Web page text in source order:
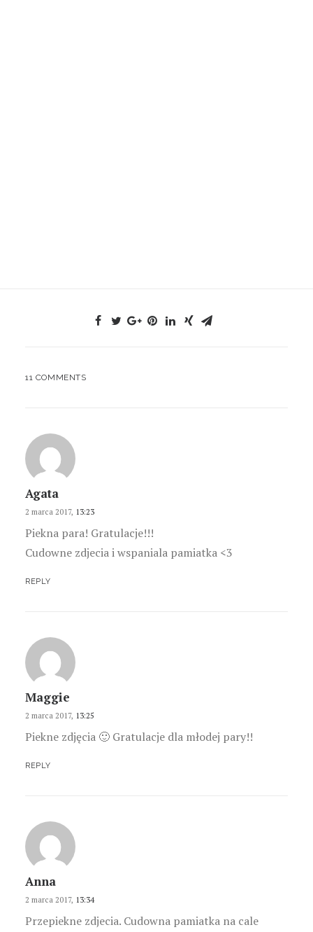
11 COMMENTS
Agata
2 marca 2017, 13:23
Piekna para! Gratulacje!!!
Cudowne zdjecia i wspaniala pamiatka <3
REPLY
Maggie
2 marca 2017, 13:25
Piekne zdjęcia 🙂 Gratulacje dla młodej pary!!
REPLY
Anna
2 marca 2017, 13:34
Przepiekne zdjecia. Cudowna pamiatka na cale